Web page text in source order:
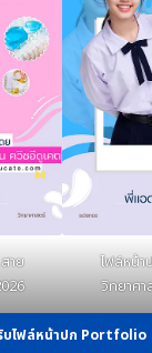
าย
ไฟล์หน้
วิทยาศา
บไฟล์หน้าปก Portfolio